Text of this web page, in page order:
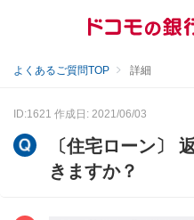
よくあるご質問TOP 詳細
ID:1621 作成日: 2021/06/03
〔住宅ローン〕
きますか？